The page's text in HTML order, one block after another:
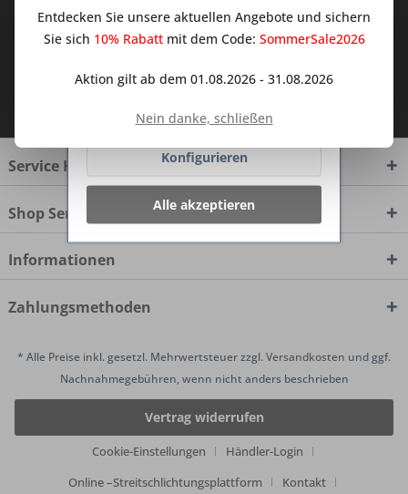
dem Traum Küchen - Shop.
Ich habe dieDatenschutzbestimmungen
zur Kenntnis genommen.
Service Hotline
Shop Service
Informationen
Zahlungsmethoden
* Alle Preise inkl. gesetzl. Mehrwertsteuer zzgl.Versandkosten und ggf.
Nachnahmegebühren, wenn nicht anders beschrieben
Vertrag widerrufen
Cookie-Einstellungen
Händler-Login
Online –Streitschlichtungsplattform
Kontakt
Entdecken Sie unsere aktuellen Angebote und sichern
Sie sich 10% Rabattmit dem Code: SommerSale2026
Aktion gilt ab dem 01.08.2026 - 31.08.2026
Nein danke, schließen
Netzwerken vereinfachen sollen,
werden nur mit Ihrer Zustimmung
Ablehnen
Konfigurieren
Alle akzeptieren